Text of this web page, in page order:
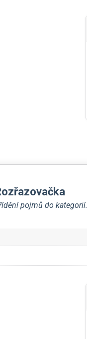
pojmů do kategorií.